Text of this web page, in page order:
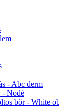
- Abc derm
- Nodé
bőr - White